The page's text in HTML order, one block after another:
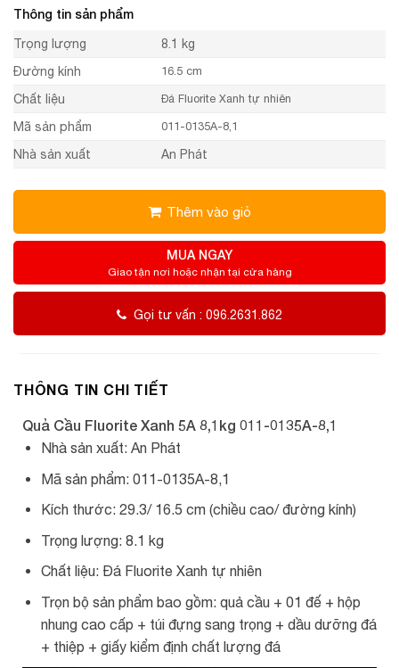
Thông tin sản phẩm
Trọng lượng
8.1 kg
Đường kính
16.5 cm
Chất liệu Đá Fluorite Xanh tự nhiên
Mã sản phẩm 011-0135A-8,1
Nhà sản xuất An Phát
Thêm vào giỏ
MUA NGAY
Giao tận nơi hoặc nhận tại cửa hàng
Gọi tư vấn : 096.2631.862
THÔNG TIN CHI TIẾT
Quả Cầu Fluorite Xanh 5A 8,1kg 011-0135A-8,1
Nhà sản xuất: An Phát
Mã sản phẩm: 011-0135A-8,1
Kích thước: 29.3/ 16.5 cm (chiều cao/ đường kính)
Trọng lượng: 8.1 kg
Chất liệu: Đá Fluorite Xanh tự nhiên
Trọn bộ sản phẩm bao gồm: quả cầu + 01 đế + hộp
nhung cao cấp + túi đựng sang trọng + dầu dưỡng đá
+ thiệp + giấy kiểm định chất lượng đá